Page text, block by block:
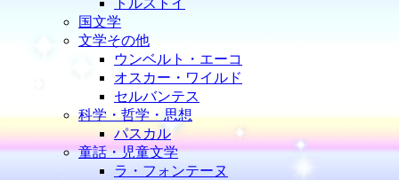
国文学
文学その他
ウンベルト・エーコ
オスカー・ワイルド
セルバンテス
科学・哲学・思想
パスカル
童話・児童文学
ラ・フォンテーヌ